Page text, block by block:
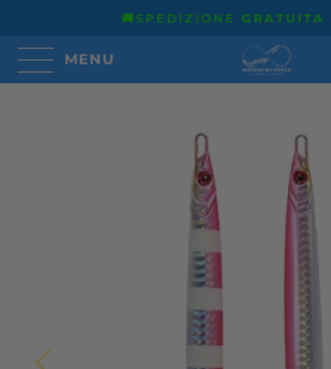
🚚SPEDIZIONE GRATUITA
MENU